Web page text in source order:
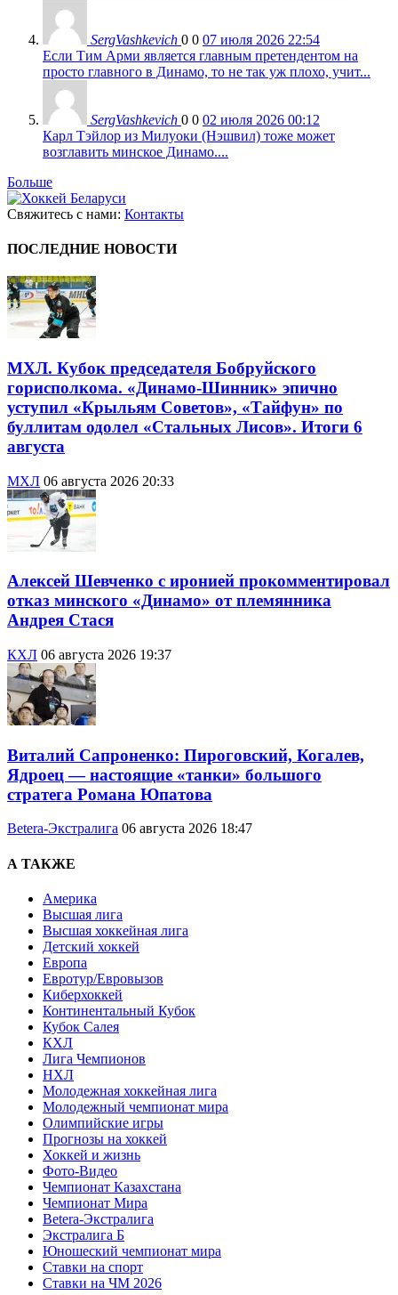
SergVashkevich 0 0 07 июля 2026 22:54
Если Тим Арми является главным претендентом на
просто главного в Динамо, то не так уж плохо, учит...
SergVashkevich 0 0 02 июля 2026 00:12
Карл Тэйлор из Милуоки (Нэшвил) тоже может
возглавить минское Динамо....
Больше
Свяжитесь с нами: Контакты
ПОСЛЕДНИЕ НОВОСТИ
МХЛ. Кубок председателя Бобруйского
горисполкома. «Динамо-Шинник» эпично
уступил «Крыльям Советов», «Тайфун» по
буллитам одолел «Стальных Лисов». Итоги 6
августа
МХЛ 06 августа 2026 20:33
Алексей Шевченко с иронией прокомментировал
отказ минского «Динамо» от племянника
Андрея Стася
КХЛ 06 августа 2026 19:37
Виталий Сапроненко: Пироговский, Когалев,
Ядроец — настоящие «танки» большого
стратега Романа Юпатова
Betera-Экстралига 06 августа 2026 18:47
А ТАКЖЕ
Америка
Высшая лига
Высшая хоккейная лига
Детский хоккей
Европа
Евротур/Евровызов
Киберхоккей
Континентальный Кубок
Кубок Салея
КХЛ
Лига Чемпионов
НХЛ
Молодежная хоккейная лига
Молодежный чемпионат мира
Олимпийские игры
Прогнозы на хоккей
Хоккей и жизнь
Фото-Видео
Чемпионат Казахстана
Чемпионат Мира
Betera-Экстралига
Экстралига Б
Юношеский чемпионат мира
Ставки на спорт
Ставки на ЧМ 2026